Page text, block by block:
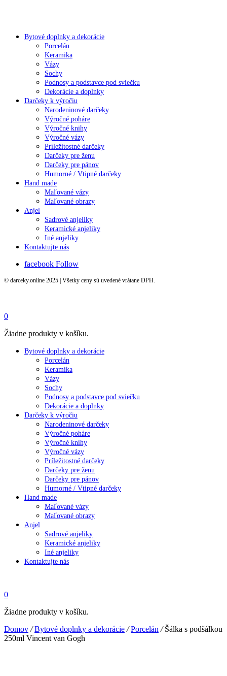
Bytové doplnky a dekorácie
Porcelán
Keramika
Vázy
Sochy
Podnosy a podstavce pod sviečku
Dekorácie a doplnky
Darčeky k výročiu
Narodeninové darčeky
Výročné poháre
Výročné knihy
Výročné vázy
Príležitostné darčeky
Darčeky pre ženu
Darčeky pre pánov
Humorné / Vtipné darčeky
Hand made
Maľované vázy
Maľované obrazy
Anjel
Sadrové anjeliky
Keramické anjeliky
Iné anjeliky
Kontaktujte nás
facebook Follow
© darceky.online 2025 | Všetky ceny sú uvedené vrátane DPH.
0
Žiadne produkty v košíku.
Bytové doplnky a dekorácie
Porcelán
Keramika
Vázy
Sochy
Podnosy a podstavce pod sviečku
Dekorácie a doplnky
Darčeky k výročiu
Narodeninové darčeky
Výročné poháre
Výročné knihy
Výročné vázy
Príležitostné darčeky
Darčeky pre ženu
Darčeky pre pánov
Humorné / Vtipné darčeky
Hand made
Maľované vázy
Maľované obrazy
Anjel
Sadrové anjeliky
Keramické anjeliky
Iné anjeliky
Kontaktujte nás
0
Žiadne produkty v košíku.
Domov /Bytové doplnky a dekorácie /Porcelán /Šálka s podšálkou
250ml Vincent van Gogh